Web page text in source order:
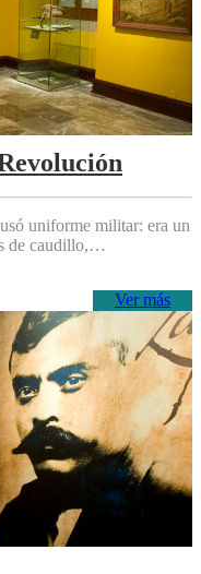
uniforme militar: era un
de caudillo,…
Ver más